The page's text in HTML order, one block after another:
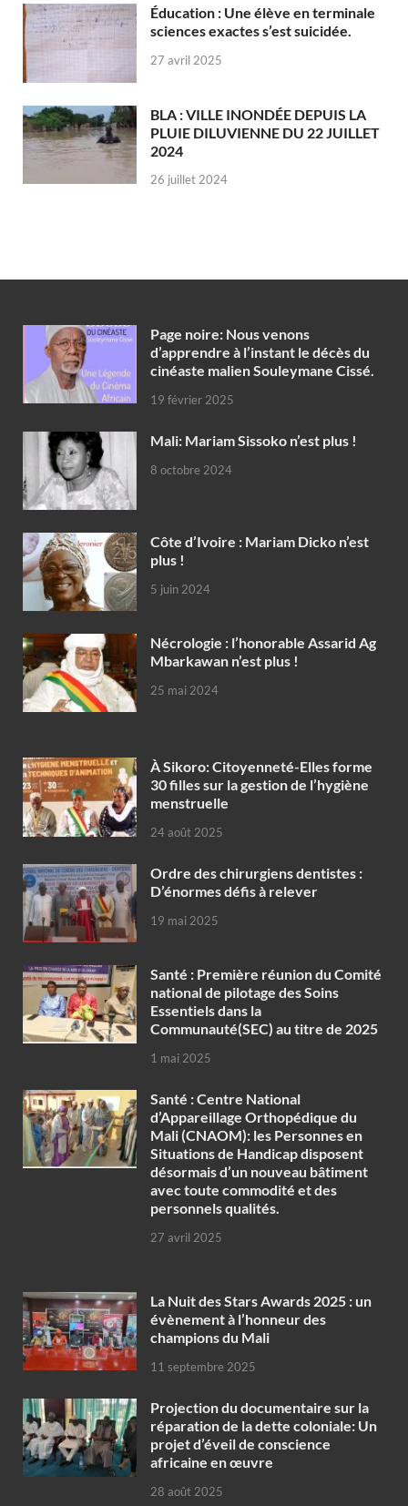
Éducation : Une élève en terminale
sciences exactes s’est suicidée.
27 avril 2025
BLA : VILLE INONDÉE DEPUIS LA
PLUIE DILUVIENNE DU 22 JUILLET
2024
26 juillet 2024
Page noire: Nous venons
d’apprendre à l’instant le décès du
cinéaste malien Souleymane Cissé.
19 février 2025
Mali: Mariam Sissoko n’est plus !
8 octobre 2024
Côte d’Ivoire : Mariam Dicko n’est
plus !
5 juin 2024
Nécrologie : l’honorable Assarid Ag
Mbarkawan n’est plus !
25 mai 2024
À Sikoro: Citoyenneté-Elles forme
30 filles sur la gestion de l’hygiène
menstruelle
24 août 2025
Ordre des chirurgiens dentistes :
D’énormes défis à relever
19 mai 2025
Santé : Première réunion du Comité
national de pilotage des Soins
Essentiels dans la
Communauté(SEC) au titre de 2025
1 mai 2025
Santé : Centre National
d’Appareillage Orthopédique du
Mali (CNAOM): les Personnes en
Situations de Handicap disposent
désormais d’un nouveau bâtiment
avec toute commodité et des
personnels qualités.
27 avril 2025
‎La Nuit des Stars Awards 2025 : un
évènement à l’honneur des
champions du Mali
11 septembre 2025
Projection du documentaire sur la
réparation de la dette coloniale: Un
projet d’éveil de conscience
africaine en œuvre‎
28 août 2025